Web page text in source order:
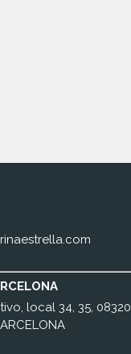
local 34, 35, 08320